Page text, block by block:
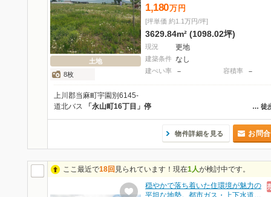
土地
8枚
1,180万 円
[坪単価 約1.1万円/坪]
3629.84m² (1098.02坪)
現況 更地
建築条件 なし
建ぺい率 － 容積率 －
上川郡当麻町宇園別6145-
… 徒
道北バス 「永山町16丁目」停
物件詳細を見る お問
ここ最近で18回 見られています！現在1人が検討中です。
穏やかで落ち着いた住環境が魅力の
平坦な地勢。都市ガス・上下水道…